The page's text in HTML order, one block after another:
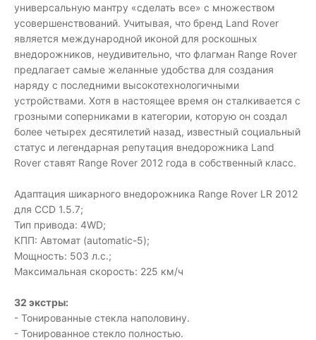
универсальную мантру «сделать все» с множеством
усовершенствований. Учитывая, что бренд Land Rover
является международной иконой для роскошных
внедорожников, неудивительно, что флагман Range Rover
предлагает самые желанные удобства для создания
наряду с последними высокотехнологичными
устройствами. Хотя в настоящее время он сталкивается с
грозными соперниками в категории, которую он создал
более четырех десятилетий назад, известный социальный
статус и легендарная репутация внедорожника Land
Rover ставят Range Rover 2012 года в собственный класс.
Адаптация шикарного внедорожника Range Rover LR 2012
для CCD 1.5.7;
Тип привода: 4WD;
КПП: Автомат (automatic-5);
Мощность: 503 л.с.;
Максимальная скорость: 225 км/ч
32 экстры:
- Тонированные стекла наполовину.
- Тонированное стекло полностью.